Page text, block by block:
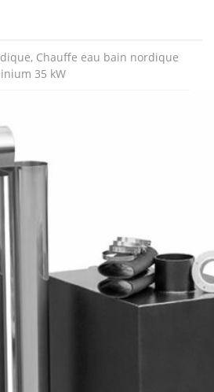
, Chauffe eau bain nordique
35 kW